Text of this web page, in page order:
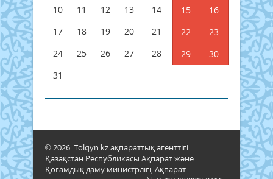
10
11 12 13 14 15
16
17
18 19 20 21 22
23
24
25 26 27 28 29
30
31
© 2026. Tolqyn.kz ақпараттық агенттігі.
Қазақстан Республикасы Ақпарат және
Қоғамдық даму министрлігі, Ақпарат